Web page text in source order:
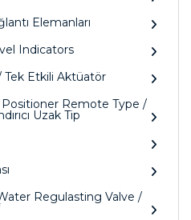
Elemanları
Indicators
Etkili Aktüatör
Remote Type /
Uzak Tip
Regulasting Valve /